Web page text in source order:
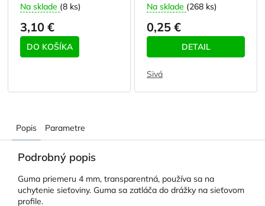
Na sklade (8 ks)
3,10 €
DO KOŠÍKA
Na sklade (268 ks)
0,25 €
DETAIL
Sivá
Popis Parametre
Podrobný popis
Guma priemeru 4 mm, transparentná, používa sa na
uchytenie sieťoviny. Guma sa zatláča do drážky na sieťovom
profile.